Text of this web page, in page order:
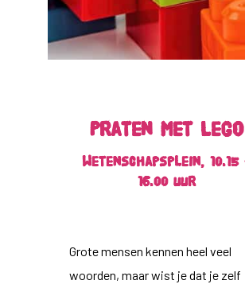
Praten met Lego
Wetenschapsplein, 10.15
16.00 uur
Grote mensen kennen heel veel
woorden, maar wist je dat je zelf